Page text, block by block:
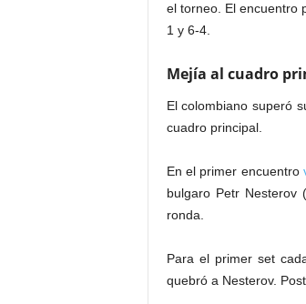
el torneo. El encuentro
1 y 6-4.
Mejía al cuadro
El colombiano superó
cuadro principal.
En el primer encuentro
bulgaro Petr
ronda.
Para el primer set
quebró a Nesterov.